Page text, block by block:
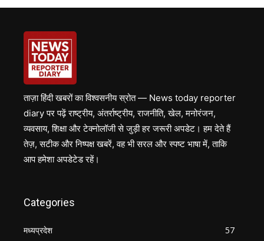
ताज़ा हिंदी खबरों का विश्वसनीय स्रोत — News today reporter
diary पर पढ़ें राष्ट्रीय, अंतर्राष्ट्रीय, राजनीति, खेल, मनोरंजन,
व्यवसाय, शिक्षा और टेक्नोलॉजी से जुड़ी हर जरूरी अपडेट। हम देते हैं
तेज़, सटीक और निष्पक्ष खबरें, वह भी सरल और स्पष्ट भाषा में, ताकि
आप हमेशा अपडेटेड रहें।
Categories
मध्यप्रदेश
57